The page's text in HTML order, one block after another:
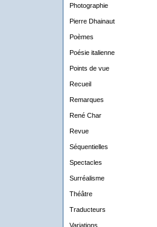
Photographie
Pierre Dhainaut
Poèmes
Poésie italienne
Points de vue
Recueil
Remarques
René Char
Revue
Séquentielles
Spectacles
Surréalisme
Théâtre
Traducteurs
Variations